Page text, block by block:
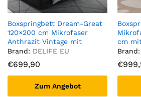
Boxspringbett Dream-Great
120×200 cm Mikrofaser
Anthrazit Vintage mit
Matratze und Topper
Brand: DELIFE EU
€699,90
Zum Angebot
cm
Brand:
€